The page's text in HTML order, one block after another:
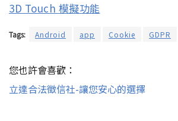
3D Touch 模擬功能
Tags: Android app Cookie GDPR
您也許會喜歡：
立達合法徵信社-讓您安心的選擇